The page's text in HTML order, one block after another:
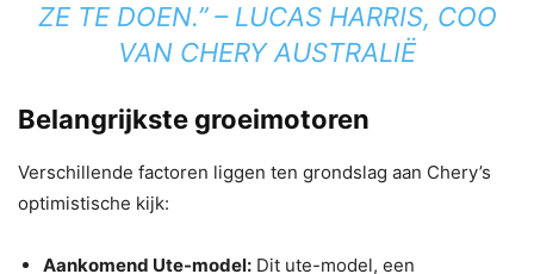
ZE TE DOEN.” – LUCAS HARRIS, COO
VAN CHERY AUSTRALIË
Belangrijkste groeimotoren
Verschillende factoren liggen ten grondslag aan Chery’s
optimistische kijk:
Aankomend Ute-model: Dit ute-model, een